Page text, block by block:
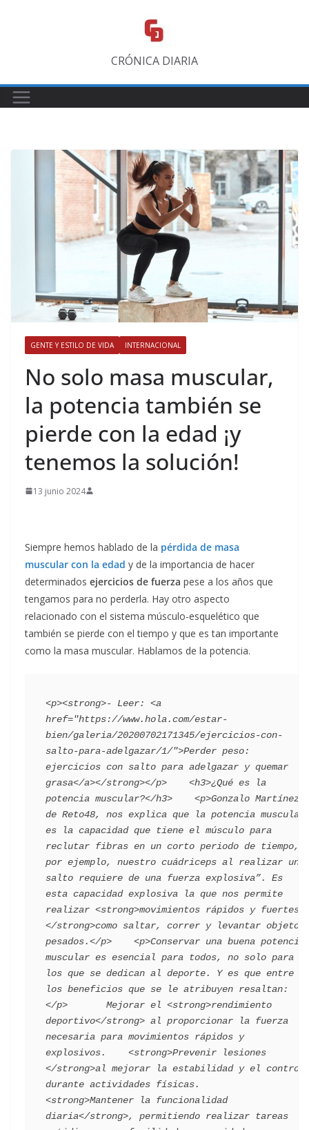
CRÓNICA DIARIA
GENTE Y ESTILO DE VIDA INTERNACIONAL
​No solo masa muscular,
la potencia también se
pierde con la edad ¡y
tenemos la solución!
13 junio 2024
Siempre hemos hablado de la pérdida de masa
muscular con la edad y de la importancia de hacer
determinados ejercicios de fuerza pese a los años que
tengamos para no perderla. Hay otro aspecto
relacionado con el sistema músculo-esquelético que
también se pierde con el tiempo y que es tan importante
como la masa muscular. Hablamos de la potencia.
<p><strong>- Leer: <a
href="https://www.hola.com/estar-
bien/galeria/20200702171345/ejercicios-con-
salto-para-adelgazar/1/">Perder peso:
ejercicios con salto para adelgazar y quemar
grasa</a></strong></p>    <h3>¿Qué es la
potencia muscular?</h3>    <p>Gonzalo Martínez,
de Reto48, nos explica que la potencia muscular
es la capacidad que tiene el músculo para
reclutar fibras en un corto periodo de tiempo,
por ejemplo, nuestro cuádriceps al realizar un
salto requiere de una fuerza explosiva”. Es
esta capacidad explosiva la que nos permite
realizar <strong>movimientos rápidos y fuertes
</strong>como saltar, correr y levantar objetos
pesados.</p>    <p>Conservar una buena potencia
muscular es esencial para todos, no solo para
los que se dedican al deporte. Y es que entre
los beneficios que se le atribuyen resaltan:
</p>       Mejorar el <strong>rendimiento
deportivo</strong> al proporcionar la fuerza
necesaria para movimientos rápidos y
explosivos.    <strong>Prevenir lesiones
</strong>al mejorar la estabilidad y el control
durante actividades físicas.
<strong>Mantener la funcionalidad
diaria</strong>, permitiendo realizar tareas